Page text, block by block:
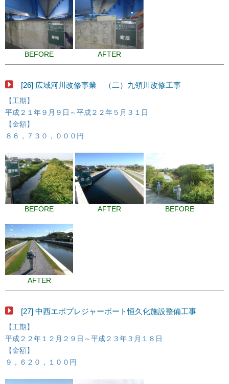
BEFORE AFTER
[26] 広域河川改修事業 （二）九領川改修工事
【工期】
平成２１年９月９日～平成２２年５月３１日
【金額】
８６，７３０，０００円
BEFORE AFTER BEFORE
AFTER
[27] 中西エボプレジャーボート恒久化施設整備工事
【工期】
平成２２年１２月２９日～平成２３年３月１８日
【金額】
９，６２０，１００円